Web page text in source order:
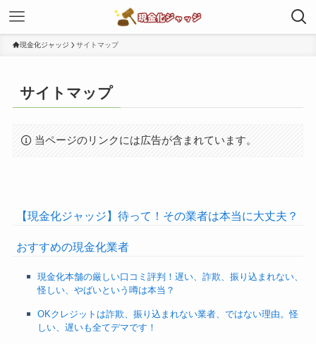
現金化ジャッジ サイトマップ
サイトマップ
当ページのリンクには広告が含まれています。
【現金化ジャッジ】待って！その業者は本当に大丈夫？
おすすめの現金化業者
現金化本舗の厳しい口コミ評判！遅い、詐欺、振り込まれない、
怪しい、やばいという噂は本当？
OKクレジットは詐欺、振り込まれない業者、ではない理由。怪
しい、遅いも全てデマです！